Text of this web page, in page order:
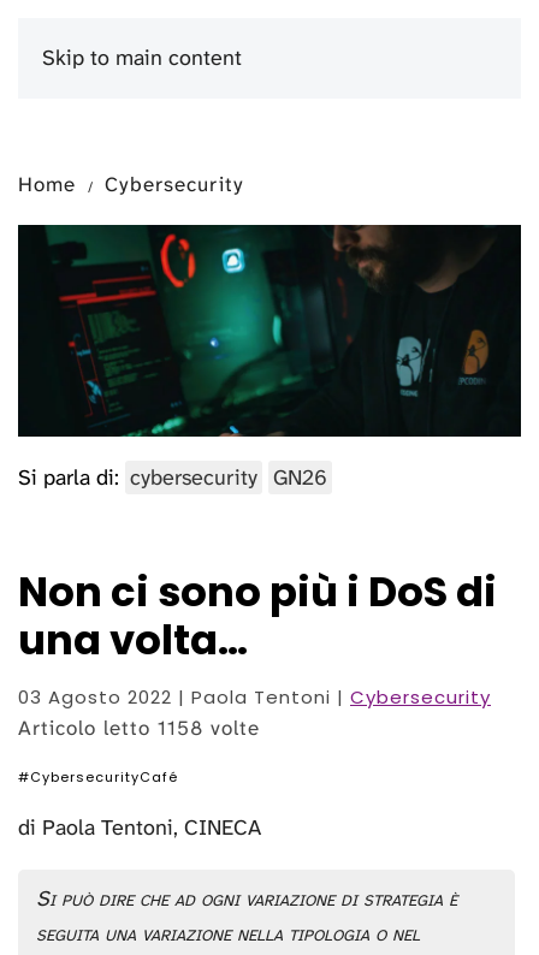
Skip to main content
Home Cybersecurity
Si parla di: cybersecurity GN26
Non ci sono più i DoS di
una volta…
03 Agosto 2022 | Paola Tentoni | Cybersecurity
Articolo letto 1158 volte
#CybersecurityCafé
di Paola Tentoni, CINECA
Si può dire che ad ogni variazione di strategia è
seguita una variazione nella tipologia o nel